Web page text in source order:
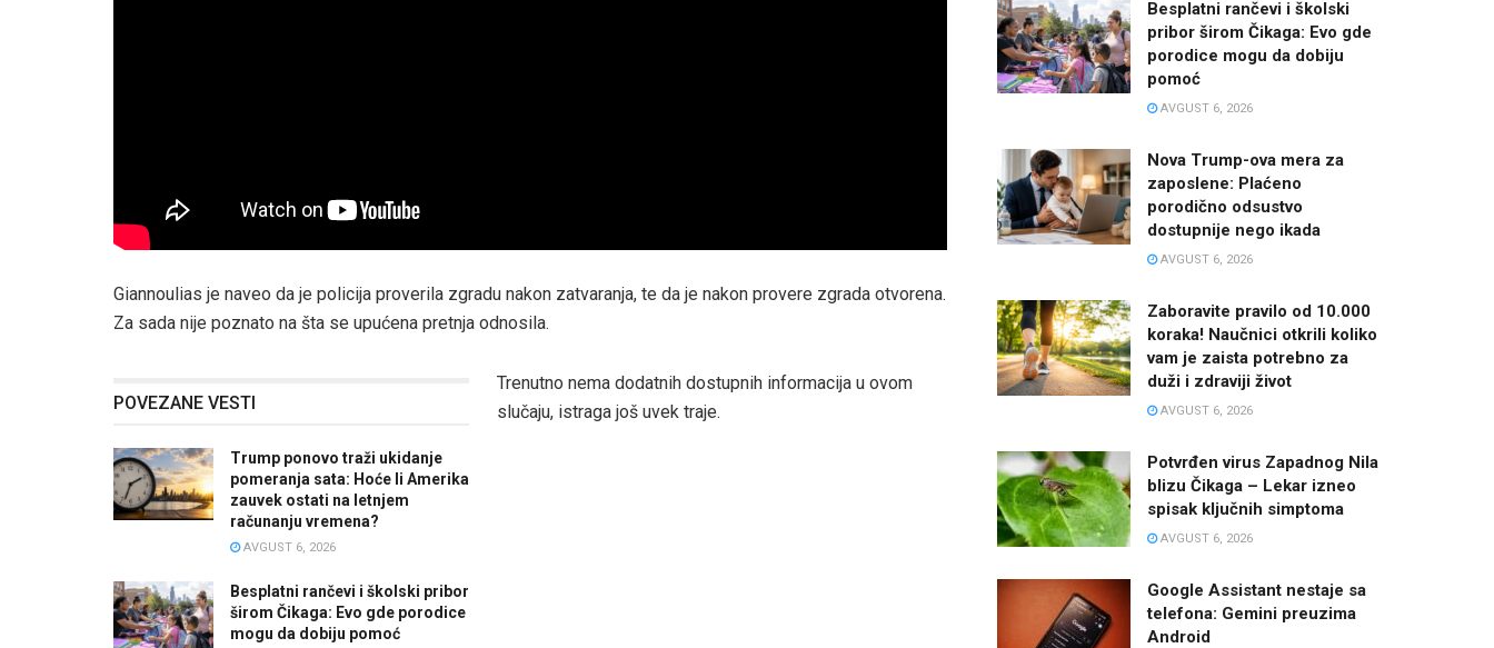
Giannoulias je naveo da je policija proverila zgradu nakon zatvaranja, te da je nakon provere zgrada otvorena.
Za sada nije poznato na šta se upućena pretnja odnosila.
POVEZANE VESTI
Trump ponovo traži ukidanje
pomeranja sata: Hoće li Amerika
zauvek ostati na letnjem
računanju vremena?
AVGUST 6, 2026
Besplatni rančevi i školski pribor
širom Čikaga: Evo gde porodice
mogu da dobiju pomoć
Trenutno nema dodatnih dostupnih informacija u ovom
slučaju, istraga još uvek traje.
Besplatni rančevi i školski
pribor širom Čikaga: Evo gde
porodice mogu da dobiju
pomoć
AVGUST 6, 2026
Nova Trump-ova mera za
zaposlene: Plaćeno
porodično odsustvo
dostupnije nego ikada
AVGUST 6, 2026
Zaboravite pravilo od 10.000
koraka! Naučnici otkrili koliko
vam je zaista potrebno za
duži i zdraviji život
AVGUST 6, 2026
Potvrđen virus Zapadnog Nila
blizu Čikaga – Lekar izneo
spisak ključnih simptoma
AVGUST 6, 2026
Google Assistant nestaje sa
telefona: Gemini preuzima
Android